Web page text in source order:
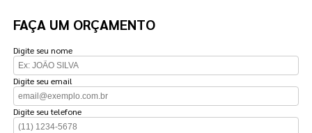
FAÇA UM ORÇAMENTO
Digite seu nome
Digite seu email
Digite seu telefone